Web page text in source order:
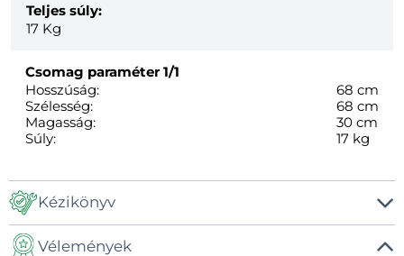
Teljes súly:
17 Kg
Csomag paraméter1/1
Hosszúság:
68 cm
Szélesség:
68 cm
Magasság:
30 cm
Súly:
17 kg
Kézikönyv
Manual
Vélemények